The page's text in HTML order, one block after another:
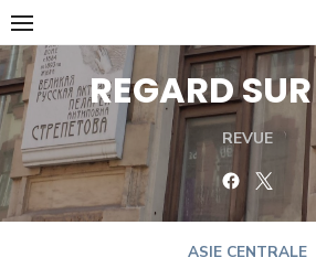
Skip
to
content
REGARD
REVUE
Facebook
ASIE CENTRALE